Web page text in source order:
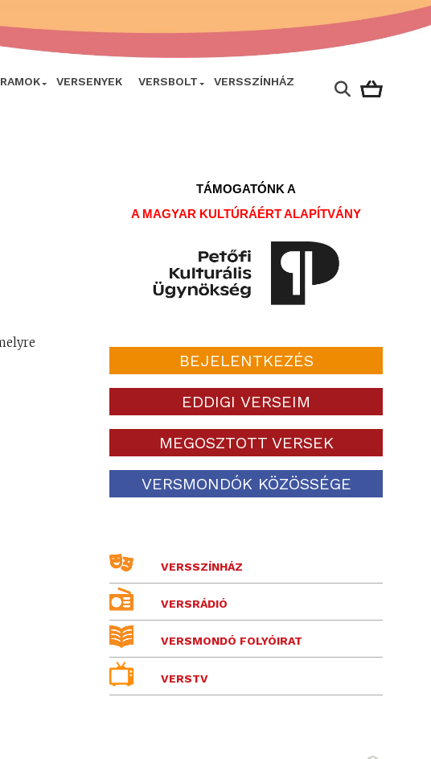
VERSENYEK VERSBOLT VERSSZÍNHÁZ
TÁMOGATÓNK A
A MAGYAR KULTÚRÁÉRT ALAPÍTVÁNY
BEJELENTKEZÉS
EDDIGI VERSEIM
MEGOSZTOTT VERSEK
VERSMONDÓK KÖZÖSSÉGE
VERSSZÍNHÁZ
VERSRÁDIÓ
VERSMONDÓ FOLYÓIRAT
VERSTV